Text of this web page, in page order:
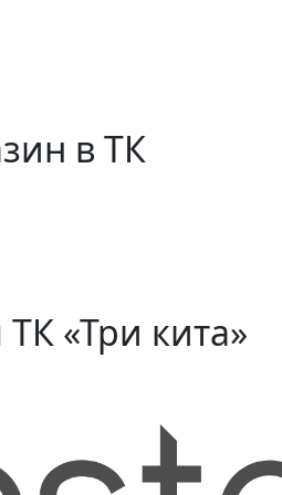
в ТК
«Три кита»